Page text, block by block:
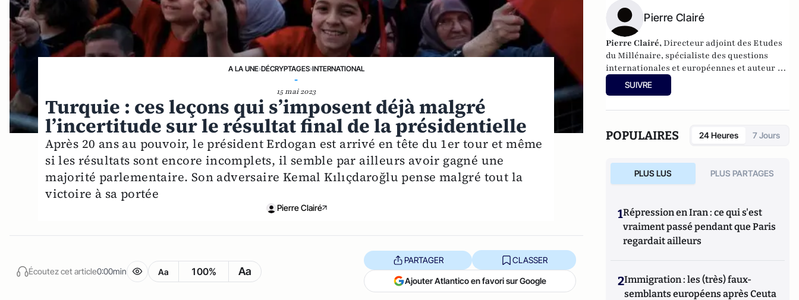
A LA UNE›DÉCRYPTAGES›INTERNATIONAL
-
15 mai 2023
Turquie : ces leçons qui s’imposent déjà malgré
l’incertitude sur le résultat final de la présidentielle
Après 20 ans au pouvoir, le président Erdogan est arrivé en tête du 1er tour et même
si les résultats sont encore incomplets, il semble par ailleurs avoir gagné une
majorité parlementaire. Son adversaire Kemal Kılıçdaroğlu pense malgré tout la
victoire à sa portée
Pierre Clairé
Écoutez cet article0:00min Aa 100% Aa
PARTAGER CLASSER
Ajouter Atlantico en favori sur Google
Pierre Clairé
Pierre Clairé,Directeur adjoint des Etudes
du Millénaire, spécialiste des questions
internationales et européennes et auteur du
rapport “Pourquoi Javier Milei gagne en
Argentine ?”
SUIVRE
POPULAIRES 24 Heures 7 Jours
PLUS LUS PLUS PARTAGES
1Répression en Iran : ce qui s'est
vraiment passé pendant que Paris
regardait ailleurs
2Immigration : les (très) faux-
semblants européens après Ceuta